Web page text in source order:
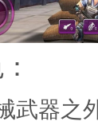
武器之